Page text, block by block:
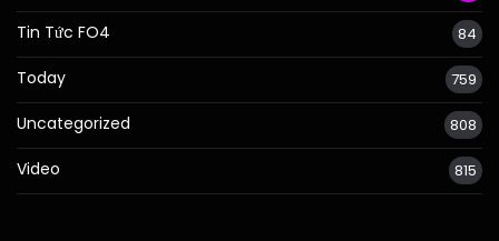
Tin Tức FO4 84
Today 759
Uncategorized 808
Video 815